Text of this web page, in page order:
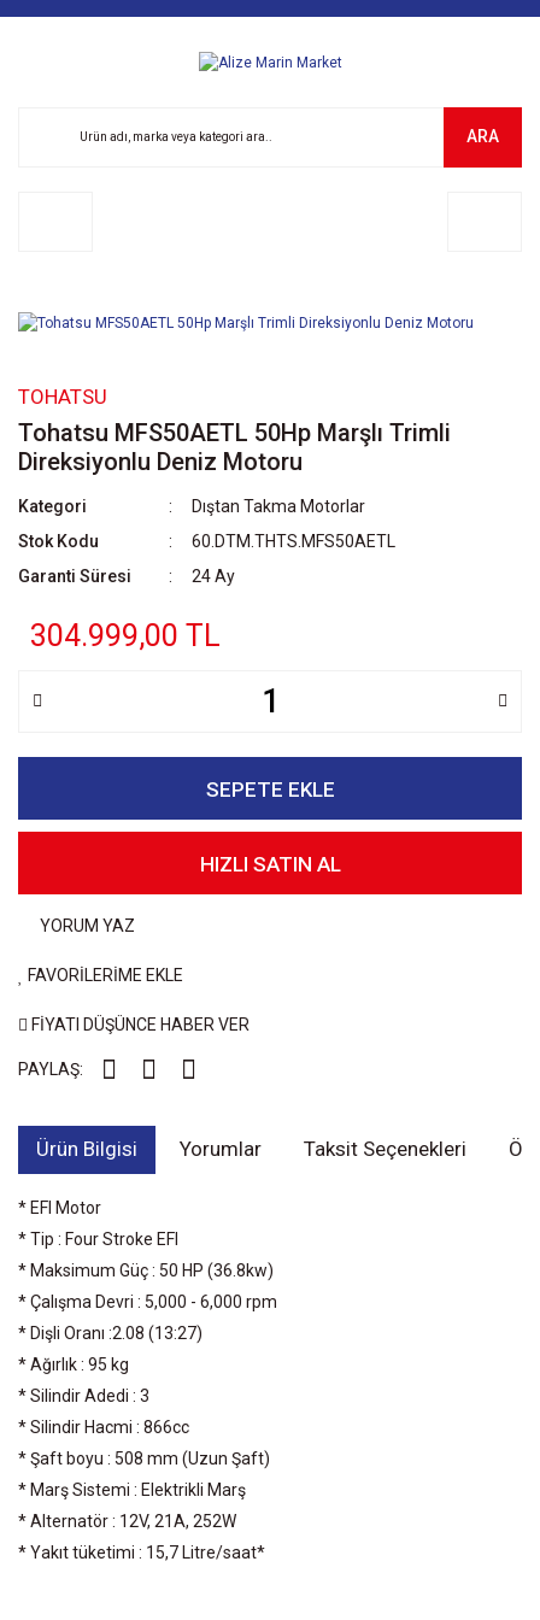
ARA
TOHATSU
Tohatsu MFS50AETL 50Hp Marşlı Trimli
Direksiyonlu Deniz Motoru
Kategori
Dıştan Takma Motorlar
Stok Kodu
60.DTM.THTS.MFS50AETL
Garanti Süresi
24 Ay
304.999,00 TL
SEPETE EKLE
HIZLI SATIN AL
YORUM YAZ
FAVORİLERİME EKLE
FİYATI DÜŞÜNCE HABER VER
PAYLAŞ:
Ürün Bilgisi Yorumlar Taksit Seçenekleri
* EFI Motor
* Tip : Four Stroke EFI
* Maksimum Güç : 50 HP (36.8kw)
* Çalışma Devri : 5,000 - 6,000 rpm
* Dişli Oranı :2.08 (13:27)
* Ağırlık : 95 kg
* Silindir Adedi : 3
* Silindir Hacmi : 866cc
* Şaft boyu : 508 mm (Uzun Şaft)
* Marş Sistemi : Elektrikli Marş
* Alternatör : 12V, 21A, 252W
* Yakıt tüketimi : 15,7 Litre/saat*